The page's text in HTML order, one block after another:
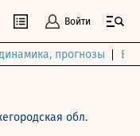
Войти
прогнозы
обл.